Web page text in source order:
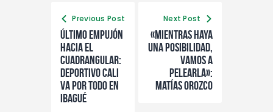
Previous Post
Último empujón
hacia el
cuadrangular:
Deportivo Cali
va por todo en
Ibagué
Next Post
«Mientras haya
una posibilidad,
vamos a
pelearla»:
Matías Orozco